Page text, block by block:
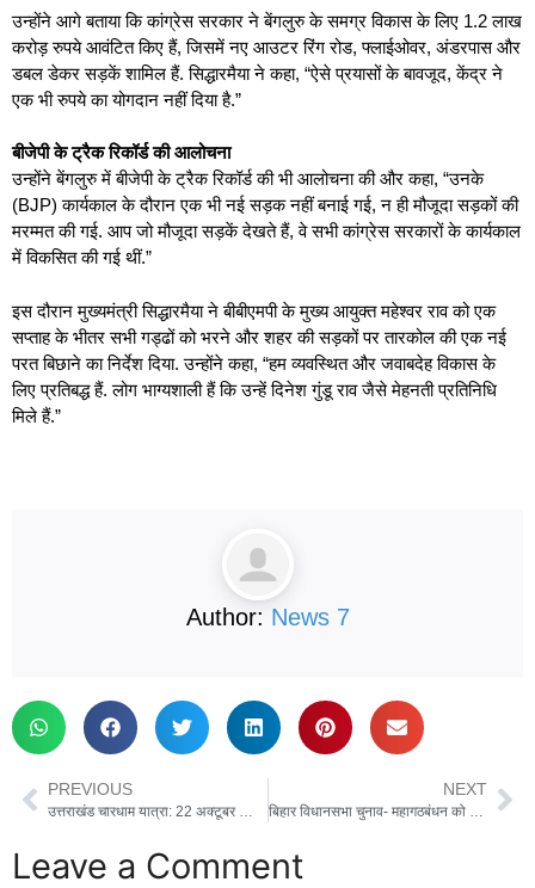
उन्होंने आगे बताया कि कांग्रेस सरकार ने बेंगलुरु के समग्र विकास के लिए 1.2 लाख
करोड़ रुपये आवंटित किए हैं, जिसमें नए आउटर रिंग रोड, फ्लाईओवर, अंडरपास और
डबल डेकर सड़कें शामिल हैं. सिद्धारमैया ने कहा, “ऐसे प्रयासों के बावजूद, केंद्र ने
एक भी रुपये का योगदान नहीं दिया है.”
बीजेपी के ट्रैक रिकॉर्ड की आलोचना
उन्होंने बेंगलुरु में बीजेपी के ट्रैक रिकॉर्ड की भी आलोचना की और कहा, “उनके
(BJP) कार्यकाल के दौरान एक भी नई सड़क नहीं बनाई गई, न ही मौजूदा सड़कों की
मरम्मत की गई. आप जो मौजूदा सड़कें देखते हैं, वे सभी कांग्रेस सरकारों के कार्यकाल
में विकसित की गई थीं.”
इस दौरान मुख्यमंत्री सिद्धारमैया ने बीबीएमपी के मुख्य आयुक्त महेश्वर राव को एक
सप्ताह के भीतर सभी गड्ढों को भरने और शहर की सड़कों पर तारकोल की एक नई
परत बिछाने का निर्देश दिया. उन्होंने कहा, “हम व्यवस्थित और जवाबदेह विकास के
लिए प्रतिबद्ध हैं. लोग भाग्यशाली हैं कि उन्हें दिनेश गुंडू राव जैसे मेहनती प्रतिनिधि
मिले हैं.”
Author: News 7
PREVIOUS
उत्तराखंड चारधाम यात्रा: 22 अक्टूबर को शीतकाल के लिए बंद होंगे गंगोत्री धाम के कपाट, तैयारियां पूरी
NEXT
बिहार विधानसभा चुनाव- महागठबंधन को बड़ा झटका, VIP कैंडिडेट शशि भूषण सिंह का नामांकन रद्द
Leave a Comment